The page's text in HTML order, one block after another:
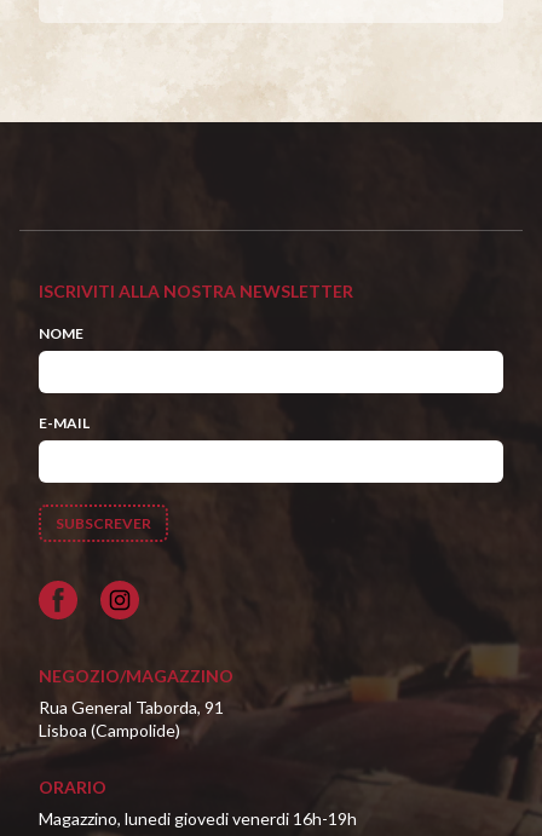
ISCRIVITI ALLA NOSTRA NEWSLETTER
NOME
E-MAIL
Facebook
NEGOZIO/MAGAZZINO
Rua General Taborda, 91
Lisboa (Campolide)
ORARIO
Magazzino, lunedi giovedi venerdi 16h-19h